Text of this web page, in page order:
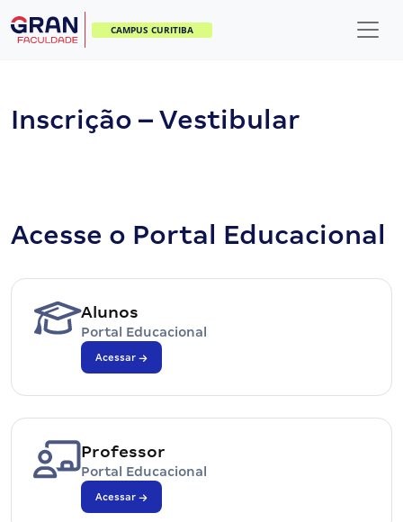
CAMPUS CURITIBA
Inscrição – Vestibular
Acesse o Portal Educacional
Alunos
Portal Educacional
Acessar
Professor
Portal Educacional
Acessar